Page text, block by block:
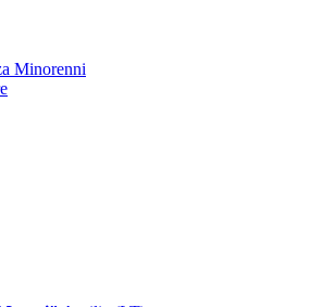
Minorenni